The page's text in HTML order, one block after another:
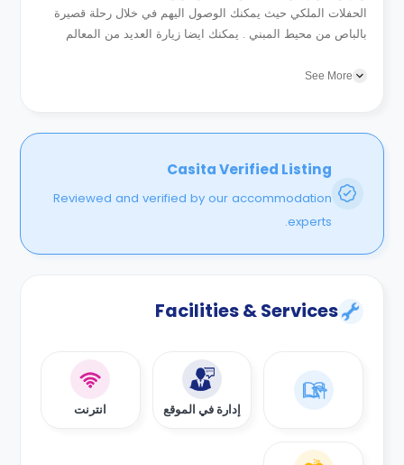
الحفلات الملكي حيث يمكنك الوصول اليهم في خلال رحلة قصيرة
بالباص من محيط المبني . يمكنك ايضا زيارة العديد من المعالم
See More
Casita Verified Listing
Reviewed and verified by our accommodation
experts.
Facilities & Services
إدارة في الموقع انترنت